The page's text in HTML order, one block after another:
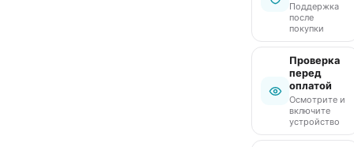
Поддержка
после
покупки
Проверка
перед
оплатой
Осмотрите и
включите
устройство